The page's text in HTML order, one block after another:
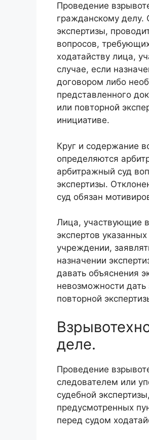
Проведение
гражданскому делу.
экспертизы,
вопросов,
ходатайству лица,
случае, если
договором либо
представленного
или повторной
инициативе.
Круг и содержание
определяются
арбитражный суд
экспертизы.
суд обязан
Лица, участвующие в
экспертов
учреждении,
назначении
давать объяснения
невозможности дать
повторной
деле.
Проведение
следователем или
судебной
предусмотренных
перед судом